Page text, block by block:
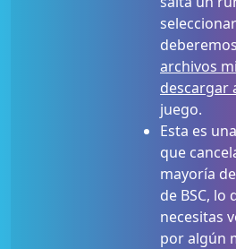
archivos
descargar
juego.
Esta es
que
mayoría
de BSC, lo
necesitas
por algún